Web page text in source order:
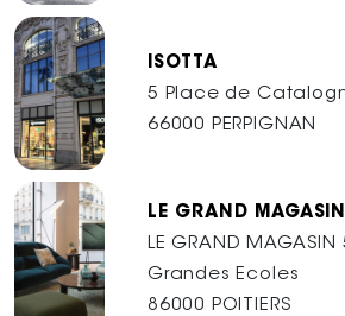
ISOTTA
5 Place de
66000 PERPIGNAN
LE GRAND MAGASIN
LE GRAND
Grandes Ecoles
86000 POITIERS